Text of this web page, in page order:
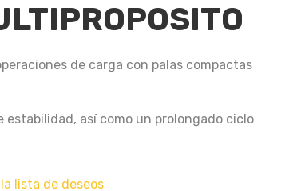
de carga con palas compactas
así como un prolongado ciclo
lista de deseos